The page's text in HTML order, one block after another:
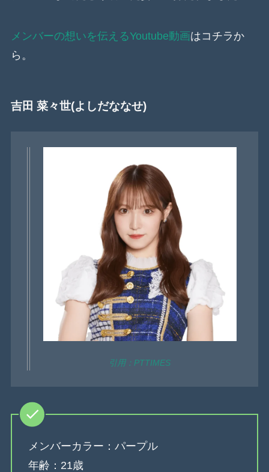
メンバーの想いを伝えるYoutube動画はコチラか
ら。
吉田 菜々世(よしだななせ)
引用：PTTIMES
メンバーカラー：パープル
年齢：21歳